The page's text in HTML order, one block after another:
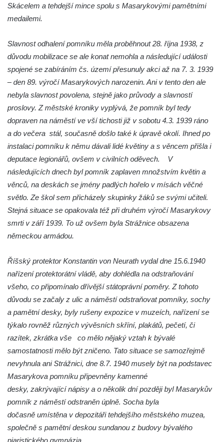
Lysá nad Labem, barokní město Šporkovo
Socha Roháč v ZOO Hluboká
Socha Jana Valeria Jirsíka u Černé věže v
Českých Budějovicích
Socha Krista klesajícího pod křížem u
kostela svatého Mikuláše v Českých
Budějovicích
Socha svatého Jana Nepomuckého u
kostela svaté Rodiny v Českých
Budějovicích
Socha S tebou v parku na Senovážném
náměstí v Českých Budějovicích
Sousoší Humanoidi na Lannově třídě v
Českých Budějovicích
Pomník Vojtěcha Adalberta Lanny v parku
Na Sadech v Českých Budějovicích
Pomník Přemysla Otakara II. v parku Na
Sadech v Českých Budějovicích
Socha Mateřství v parku Na Sadech v
Českých Budějovicích
Poslední dochovaný tramvajový sloup na
Pražské třídě v Českých Budějovicích
Socha Civilizovaní na Husově třídě v
Skácelem a tehdejší mince spolu s Masarykovými pamětními
medailemi.
Slavnost odhalení pomníku měla proběhnout 28. října 1938, z
důvodu mobilizace se ale konat nemohla a následující události
spojené se zabíráním čs. území přesunuly akci až na 7. 3. 1939
– den 89. výročí Masarykových narozenin. Ani v tento den ale
nebyla slavnost povolena, stejně jako průvody a slavností
proslovy. Z městské kroniky vyplývá, že pomník byl tedy
dopraven na náměstí ve vší tichosti již v sobotu 4.3. 1939 ráno
a do večera stál, současně došlo také k úpravě okolí. Ihned po
instalaci pomníku k němu dávali lidé květiny a s věncem přišla i
deputace legionářů, ovšem v civilních oděvech. V
následujících dnech byl pomník zaplaven množstvím květin a
věnců, na deskách se jmény padlých hořelo v mísách věčné
světlo. Ze škol sem přicházely skupinky žáků se svými učiteli.
Stejná situace se opakovala též při druhém výročí Masarykovy
smrti v září 1939. To už ovšem byla Strážnice obsazena
německou armádou.
Říšský protektor Konstantin von Neurath vydal dne 15.6.1940
nařízení protektorátní vládě, aby dohlédla na odstraňování
všeho, co připomínalo dřívější státoprávní poměry. Z tohoto
důvodu se začaly z ulic a náměstí odstraňovat pomníky, sochy
a pamětní desky, byly rušeny expozice v muzeích, nařízení se
týkalo rovněž různých vývěsních skříní, plakátů, pečetí, či
razítek, zkrátka vše co mělo nějaký vztah k bývalé
samostatnosti mělo být zničeno. Tato situace se samozřejmě
nevyhnula ani Strážnici, dne 8.7. 1940 musely být na podstavec
Masarykova pomníku připevněny kamenné
desky, zakrývající nápisy a o několik dní později byl Masarykův
pomník z náměstí odstraněn úplně. Socha byla
dočasně umístěna v depozitáři tehdejšího městského muzea,
společně s pamětní deskou sundanou z budovy bývalého
piaristického gymnázia.